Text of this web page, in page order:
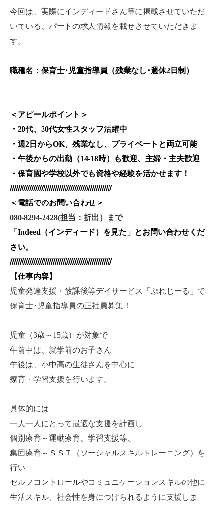
今回は、実際にインディードさん等に掲載させていただ
いている、パートの求人情報を載せさせていただきま
す。
職種名：保育士･児童指導員（残業なし･週休2日制）
＜アピールポイント＞
・20代、30代女性スタッフ活躍中
・週2日からOK、残業なし、プライベートと両立可能
・午後からの出勤（14-18時）も歓迎、主婦・主夫歓迎
・保育園や学校以外でも資格や経験を活かせます！
////////////////////////////////////////////////////
＜電話でのお問い合わせ＞
080-8294-2428(担当：折出）まで
「 Indeed （インディード）を見た 」とお問い合わせくだ
さい。
////////////////////////////////////////////////////
【仕事内容】
児童発達支援・放課後等デイサービス「ぷれじーる」で
保育士･児童指導員の正社員募集！
児童（3歳～15歳）が対象で
午前中は、就学前のお子さん
午後は、小中高の生徒さんを中心に
療育・学習支援を行います。
具体的には
一人一人にとって最適な支援を計画し
個別療育～運動療育、学習支援等、
集団療育～ＳＳＴ（ソーシャルスキルトレーニング）を
行い
セルフコントロールやコミュニケーションスキルの他に
生活スキル、社会性を身につけられるように支援しま